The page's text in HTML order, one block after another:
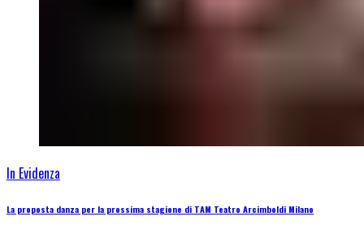
In Evidenza
La proposta danza per la prossima stagione di TAM Teatro Arcimboldi Milano